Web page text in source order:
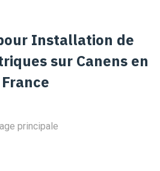
Installation de
sur Canens en
France
principale